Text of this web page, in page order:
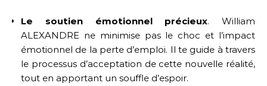
Le soutien émotionnel précieux. William
ALEXANDRE ne minimise pas le choc et l’impact
émotionnel de la perte d’emploi. Il te guide à travers
le processus d’acceptation de cette nouvelle réalité,
tout en apportant un souffle d’espoir.